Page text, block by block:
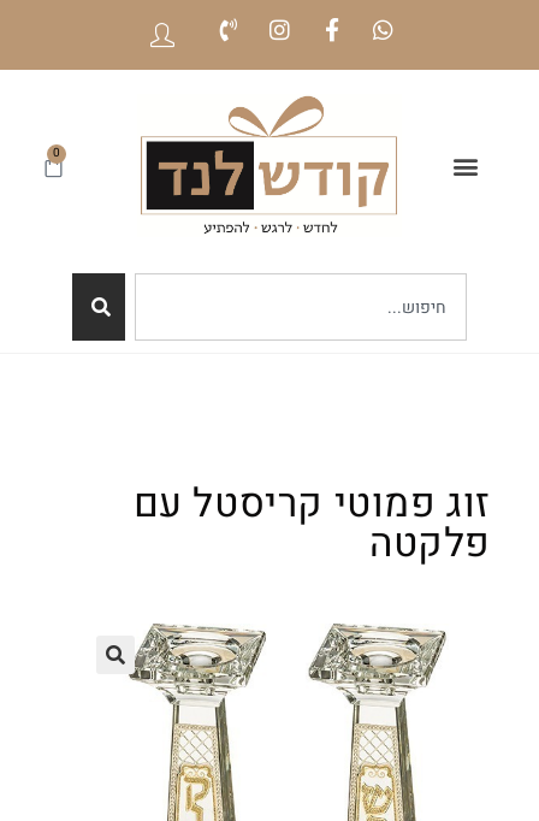
0
זוג פמוטי קריסטל עם
פלקטה